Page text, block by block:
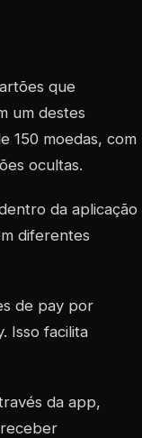
que
um destes
150 moedas, com
ocultas.
da aplicação
diferentes
de pay por
Isso facilita
da app,